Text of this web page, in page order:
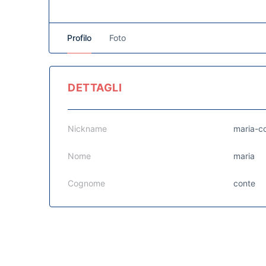
Profilo Foto
DETTAGLI
Nickname maria-
Nome maria
Cognome conte